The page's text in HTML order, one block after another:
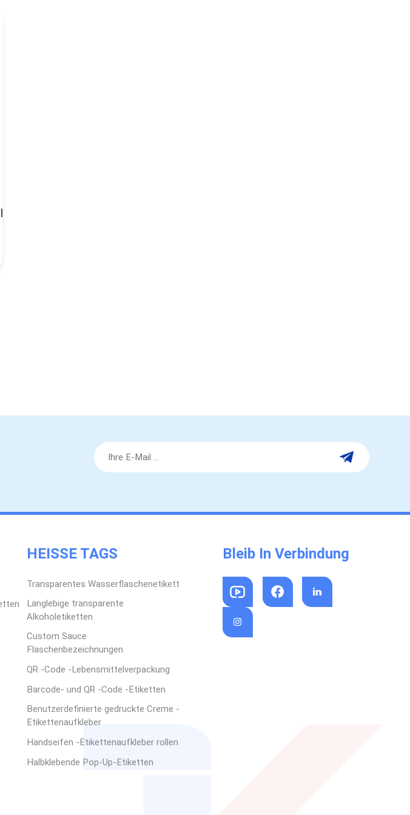
HEISSE TAGS
Transparentes Wasserflaschenetikett
Langlebige transparente
Alkoholetiketten
Custom Sauce
Flaschenbezeichnungen
QR -Code -Lebensmittelverpackung
Barcode- und QR -Code -Etiketten
Benutzerdefinierte gedruckte Creme -
Etikettenaufkleber
Handseifen -Etikettenaufkleber rollen
Halbklebende Pop-Up-Etiketten
Bleib In Verbindung